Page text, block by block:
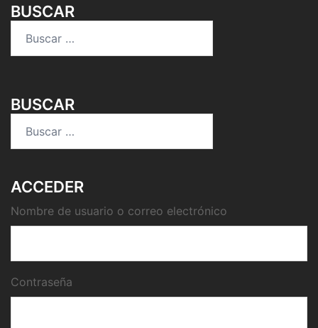
BUSCAR
BUSCAR
ACCEDER
Nombre de usuario o correo electrónico
Contraseña